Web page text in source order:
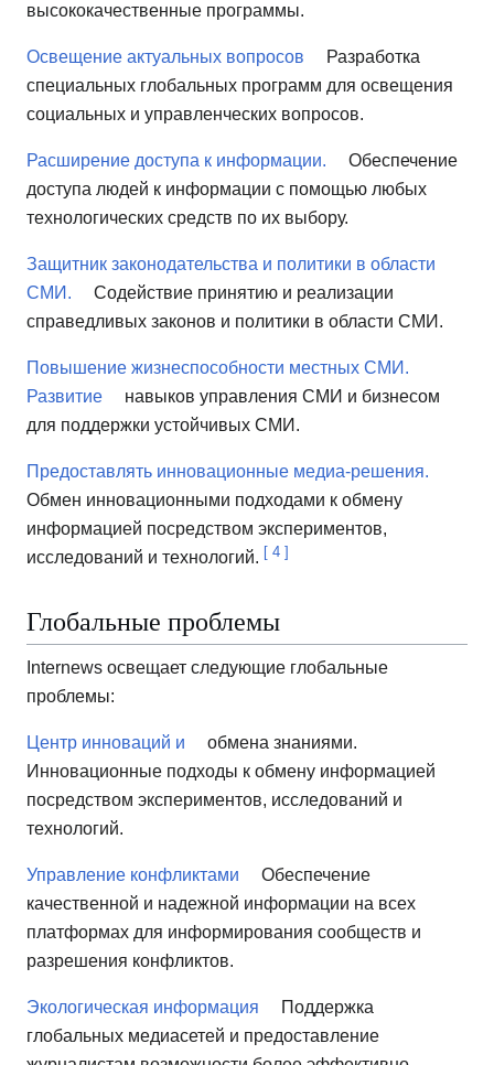
высококачественные программы.
Освещение актуальных вопросов
Разработка
специальных глобальных программ для освещения
социальных и управленческих вопросов.
Расширение доступа к информации.
Обеспечение
доступа людей к информации с помощью любых
технологических средств по их выбору.
Защитник законодательства и политики в области
СМИ.
Содействие принятию и реализации
справедливых законов и политики в области СМИ.
Повышение жизнеспособности местных СМИ.
Развитие
навыков управления СМИ и бизнесом
для поддержки устойчивых СМИ.
Предоставлять инновационные медиа-решения.
Обмен инновационными подходами к обмену
информацией посредством экспериментов,
исследований и технологий. [ 4 ]
Глобальные проблемы
Internews освещает следующие глобальные
проблемы:
Центр инноваций и
обмена знаниями.
Инновационные подходы к обмену информацией
посредством экспериментов, исследований и
технологий.
Управление конфликтами
Обеспечение
качественной и надежной информации на всех
платформах для информирования сообществ и
разрешения конфликтов.
Экологическая информация
Поддержка
глобальных медиасетей и предоставление